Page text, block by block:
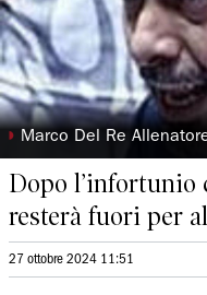
◗ Marco Del Re
Dopo l’infortunio
resterà fuori per
27 ottobre 2024 11:51